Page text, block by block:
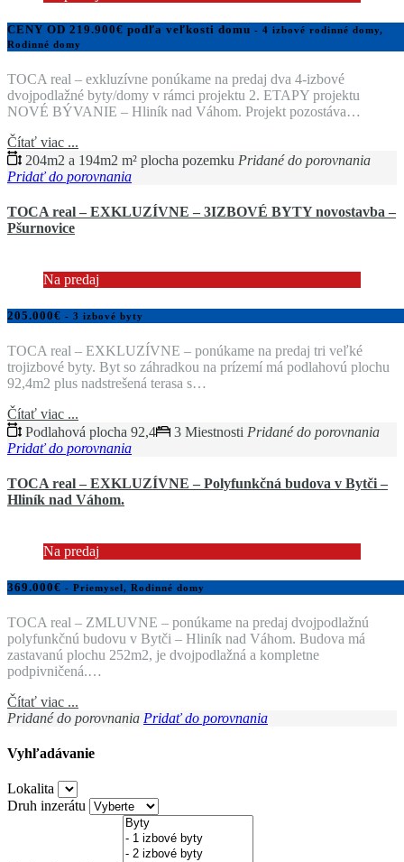
CENY OD 219.900€ podľa veľkosti domu - 4 izbové rodinné domy,
Rodinné domy
TOCA real – exkluzívne ponúkame na predaj dva 4-izbové
dvojpodlažné byty/domy v rámci projektu 2. ETAPY projektu
NOVÉ BÝVANIE – Hliník nad Váhom. Projekt pozostáva…
Čítať viac ...
204m2 a 194m2 m² plocha pozemku Pridané do porovnania
Pridať do porovnania
TOCA real – EXKLUZÍVNE – 3IZBOVÉ BYTY novostavba –
Pšurnovice
Na predaj
205.000€ - 3 izbové byty
TOCA real – EXKLUZÍVNE – ponúkame na predaj tri veľké
trojizbové byty. Byt so záhradkou na prízemí má podlahovú plochu
92,4m2 plus nadstrešená terasa s…
Čítať viac ...
Podlahová plocha 92,4
3 Miestnosti Pridané do porovnania
Pridať do porovnania
TOCA real – EXKLUZÍVNE – Polyfunkčná budova v Bytči –
Hliník nad Váhom.
Na predaj
369.000€ - Priemysel, Rodinné domy
TOCA real – ZMLUVNE – ponúkame na predaj dvojpodlažnú
polyfunkčnú budovu v Bytči – Hliník nad Váhom. Budova má
zastavanú plochu 252m2, je dvojpodlažná a kompletne
podpivničená.…
Čítať viac ...
Pridané do porovnania Pridať do porovnania
Vyhľadávanie
Lokalita
Druh inzerátu